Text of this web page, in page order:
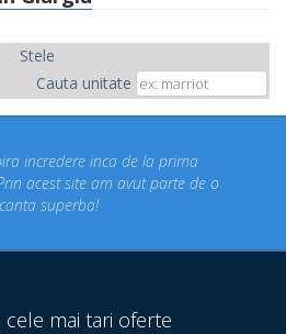
Stele
Cauta unitate
inca de la prima
site am avut parte de o
mai tari oferte